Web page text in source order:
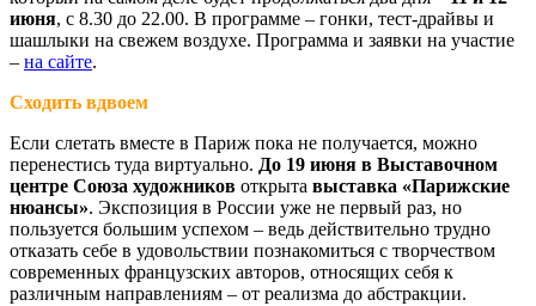
июня, с 8.30 до 22.00. В программе – гонки, тест-драйвы и
шашлыки на свежем воздухе. Программа и заявки на участие
– на сайте.
Сходить вдвоем
Если слетать вместе в Париж пока не получается, можно
перенестись туда виртуально. До 19 июня в Выставочном
центре Союза художников открыта выставка «Парижские
нюансы». Экспозиция в России уже не первый раз, но
пользуется большим успехом – ведь действительно трудно
отказать себе в удовольствии познакомиться с творчеством
современных французских авторов, относящих себя к
различным направлениям – от реализма до абстракции.